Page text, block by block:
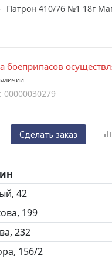
Патрон 410/76 №1 18г
боеприпасов
00000030279
Сделать заказ
42
199
232
156/2